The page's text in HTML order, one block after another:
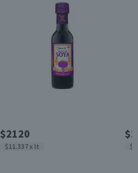
$2120
$11.337 x lt